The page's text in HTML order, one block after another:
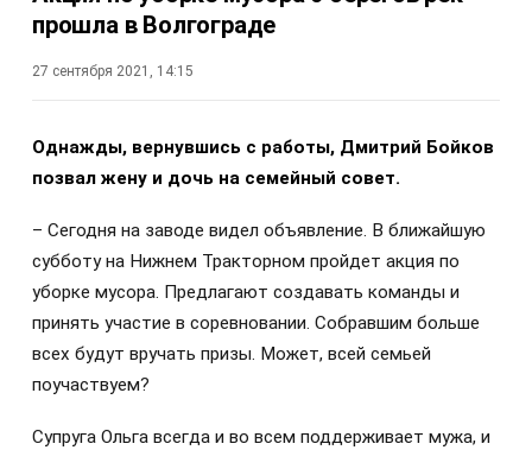
прошла в Волгограде
27 сентября 2021, 14:15
Однажды, вернувшись с работы, Дмитрий Бойков
позвал жену и дочь на семейный совет.
– Сегодня на заводе видел объявление. В ближайшую
субботу на Нижнем Тракторном пройдет акция по
уборке мусора. Предлагают создавать команды и
принять участие в соревновании. Собравшим больше
всех будут вручать призы. Может, всей семьей
поучаствуем?
Супруга Ольга всегда и во всем поддерживает мужа, и